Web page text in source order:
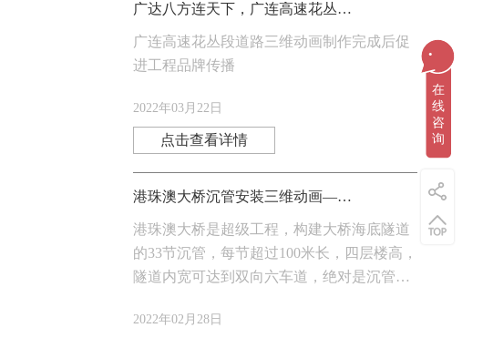
广达八方连天下，广连高速花丛段道路三维动画
广连高速花丛段道路三维动画制作完成后促
进工程品牌传播
2022年03月22日
点击查看详情
港珠澳大桥沉管安装三维动画——海底初吻
港珠澳大桥是超级工程，构建大桥海底隧道
的33节沉管，每节超过100米长，四层楼高，
隧道内宽可达到双向六车道，绝对是沉管中
条外海沉管隧道，也是世界最长的公路沉管
2022年02月28日
...
在
线
咨
询